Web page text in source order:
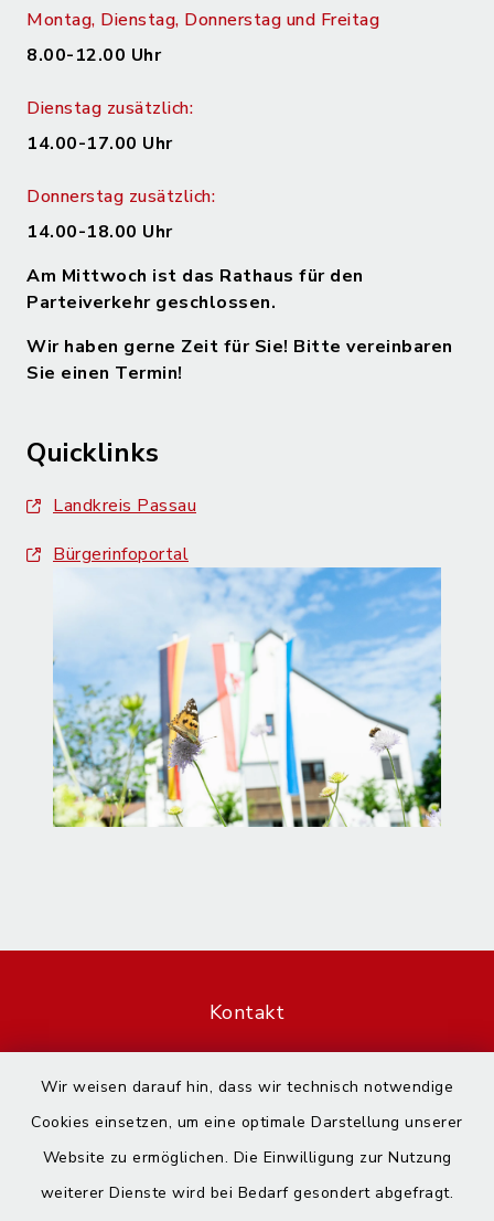
Wir weisen darauf hin, dass wir technisch notwendige
Cookies einsetzen, um eine optimale Darstellung unserer
Website zu ermöglichen. Die Einwilligung zur Nutzung
weiterer Dienste wird bei Bedarf gesondert abgefragt.
Montag, Dienstag, Donnerstag und Freitag
8.00-12.00 Uhr
Dienstag zusätzlich:
14.00-17.00 Uhr
Donnerstag zusätzlich:
14.00-18.00 Uhr
Am Mittwoch ist das Rathaus für den
Parteiverkehr geschlossen.
Wir haben gerne Zeit für Sie! Bitte vereinbaren
Sie einen Termin!
Quicklinks
Landkreis Passau
Bürgerinfoportal
Kontakt
Datenschutz
Impressum